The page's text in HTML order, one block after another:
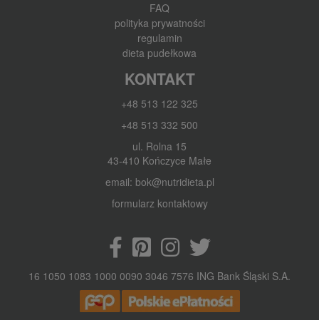
FAQ
polityka prywatności
regulamin
dieta pudełkowa
KONTAKT
+48 513 122 325
+48 513 332 500
ul. Rolna 15
43-410 Kończyce Małe
email: bok@nutridieta.pl
formularz kontaktowy
16 1050 1083 1000 0090 3046 7576 ING Bank Śląski S.A.